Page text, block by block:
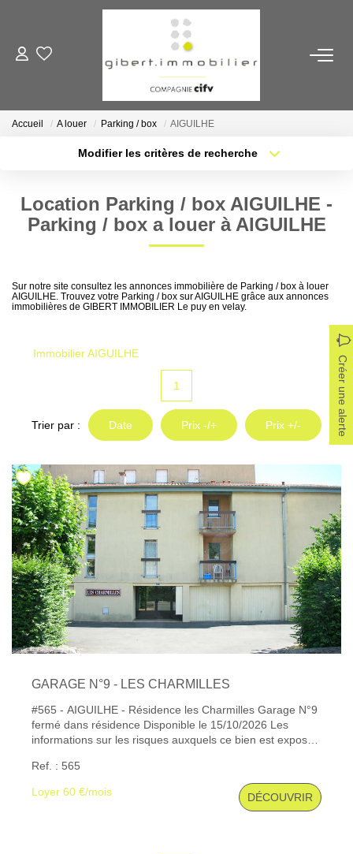
ACHETER
Maisons
Immeubles
Terrains
LOUER
Locaux Professionnels
Maisons
Dossier De Candidature
ESTIMER
MON COMPTE
NOTRE AGENCE
Notre Histoire
Nos Services
CONTACT
Accueil A louer Parking / box AIGUILHE
Modifier les critères de recherche
Type de bien
Budget max Plus de critères
Location Parking / box AIGUILHE -
Parking / box a louer à AIGUILHE
Sur notre site consultez les annonces immobilière de Parking / box à louer
AIGUILHE. Trouvez votre Parking / box sur AIGUILHE grâce aux annonces
immobilières de GIBERT IMMOBILIER Le puy en velay.
Immobilier AIGUILHE
Créer une alerte
1
Trier par : Date Prix -/+ Prix +/-
GARAGE N°9 - LES CHARMILLES
#565 - AIGUILHE - Résidence les Charmilles Garage N°9
fermé dans résidence Disponible le 15/10/2026 Les
informations sur les risques auxquels ce bien est exposé
gouv. fr
Ref. : 565
Loyer 60 €/mois DÉCOUVRIR